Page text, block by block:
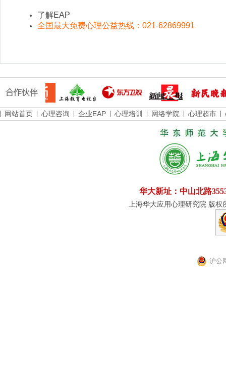
了解EAP
全国最大免费心理公益热线：021-62869991
网站首页 心理咨询 企业EAP 心理培训 网络学院 心理超市
华大新址：中山北路
上海华大应用心理研究院 版
沪公